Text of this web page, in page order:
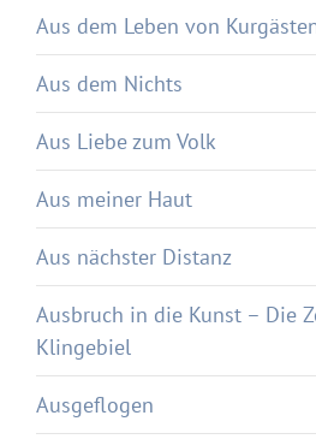
Aus dem Leben von
Aus dem Nichts
Aus Liebe zum Volk
Aus meiner Haut
Aus nächster Distanz
Ausbruch in die Kunst – Die
Klingebiel
Ausgeflogen